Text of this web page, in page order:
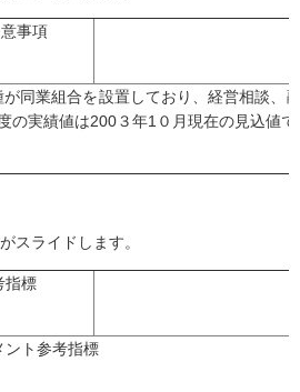
事項
同業組合を設置しており、経営相談、
の実績値は200３年1０月現在の見込値で
スライドします。
指標
ント参考指標